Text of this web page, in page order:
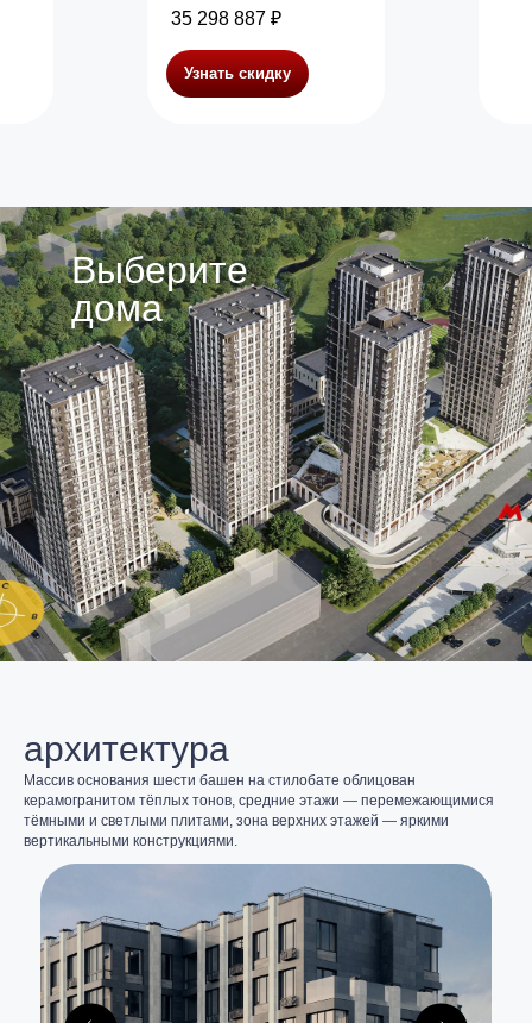
35 298 887 ₽
Узнать скидку
Выберите
дома
архитектура
Массив основания шести башен на стилобате облицован
керамогранитом тёплых тонов, средние этажи — перемежающимися
тёмными и светлыми плитами, зона верхних этажей — яркими
вертикальными конструкциями.